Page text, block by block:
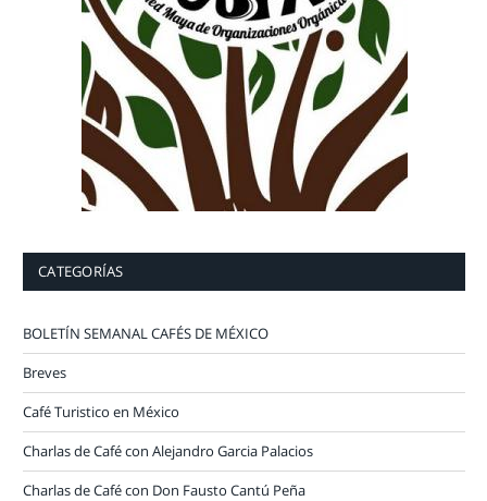
CATEGORÍAS
BOLETÍN SEMANAL CAFÉS DE MÉXICO
Breves
Café Turistico en México
Charlas de Café con Alejandro Garcia Palacios
Charlas de Café con Don Fausto Cantú Peña